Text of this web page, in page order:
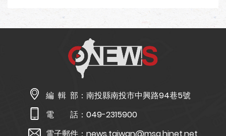
編 輯 部： 南投縣南投市中興路94巷5號
電 話： 049-2315900